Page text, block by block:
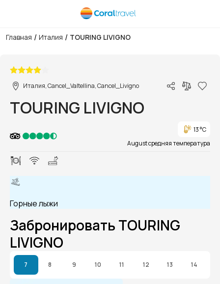
Главная / Италия / TOURING LIVIGNO
Италия, Cancel_Valtellina, Cancel_Livigno
TOURING LIVIGNO
13 °C
August средняя температура
Горные лыжи
Забронировать TOURING
LIVIGNO
7 8 9 10 11 12 13 14